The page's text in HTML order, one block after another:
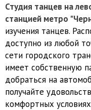
Студия танцев на
станцией метро
изучения танцев.
доступно из любой
сети городского
имеет собственную
добраться на
получайте
комфортных